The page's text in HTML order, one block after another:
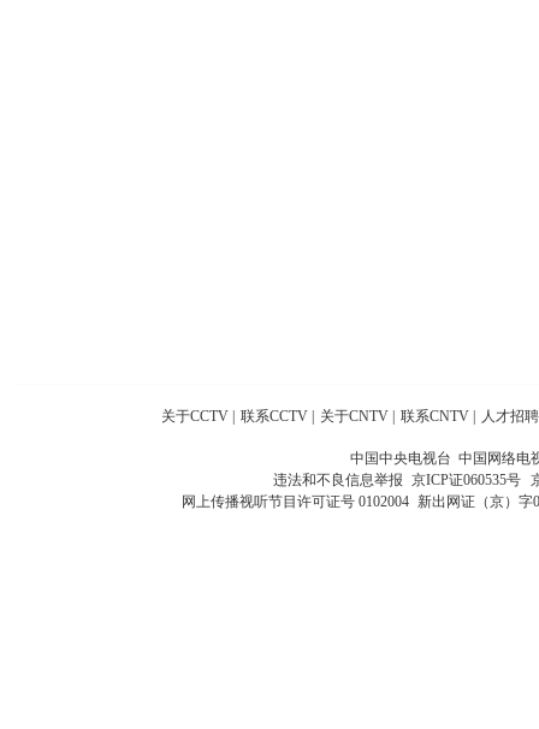
关于CCTV 联系CCTV 关于CNTV 联系CNTV 人才招聘
中国中央电视台 中国网络电
违法和不良信息举报 京ICP证060535号
网上传播视听节目许可证号 0102004 新出网证（京）